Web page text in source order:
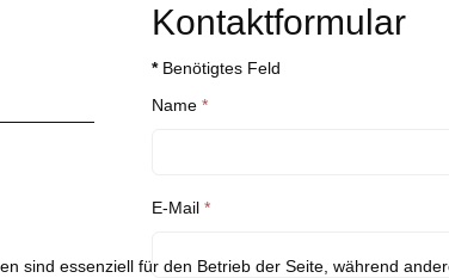
Kontaktformular
*Benötigtes Feld
Name*
E-Mail*
sind essenziell für den Betrieb der Seite, während